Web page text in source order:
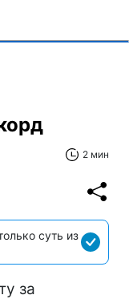
2 мин
суть из
за